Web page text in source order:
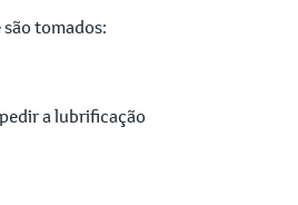
tomados:
a lubrificação